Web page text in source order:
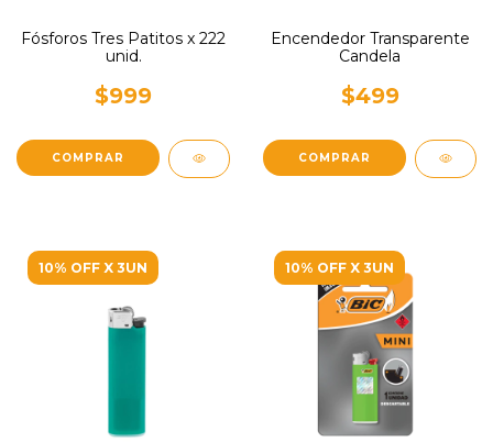
Fósforos Tres Patitos x 222
unid.
$999
Encendedor Transparente
Candela
$499
10% OFF X 3UN 10% OFF X 3UN